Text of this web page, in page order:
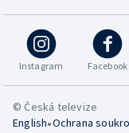
Instagram Facebook
© Česká televize
English•Ochrana